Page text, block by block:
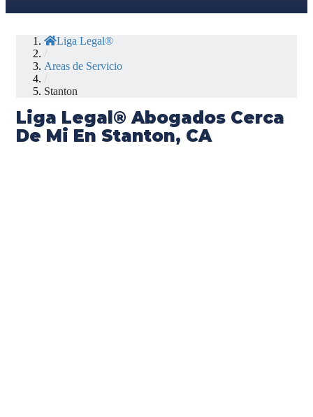
Liga Legal®
/
Areas de Servicio
/
Stanton
Liga Legal® Abogados Cerca
De Mi En Stanton, CA